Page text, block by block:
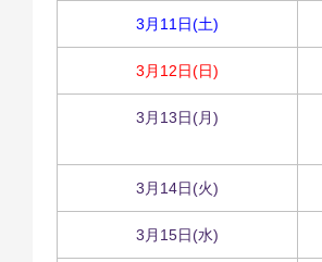
3月11日(土)
3月12日(日)
3月13日(月)
3月14日(火)
3月15日(水)